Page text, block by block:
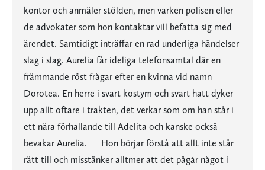
kontor och anmäler stölden, men varken polisen eller
de advokater som hon kontaktar vill befatta sig med
ärendet. Samtidigt inträffar en rad underliga händelser
slag i slag. Aurelia får ideliga telefonsamtal där en
främmande röst frågar efter en kvinna vid namn
Dorotea. En herre i svart kostym och svart hatt dyker
upp allt oftare i trakten, det verkar som om han står i
ett nära förhållande till Adelita och kanske också
bevakar Aurelia. Hon börjar förstå att allt inte står
rätt till och misstänker alltmer att det pågår något i